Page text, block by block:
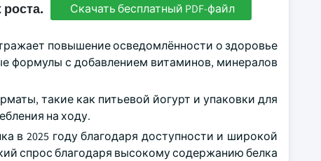
Скачать бесплатный PDF-файл
повышение осведомлённости о здоровье
формулы с добавлением витаминов, минералов
такие как питьевой йогурт и упаковки для
на ходу.
в 2025 году благодаря доступности и широкой
спрос благодаря высокому содержанию белка